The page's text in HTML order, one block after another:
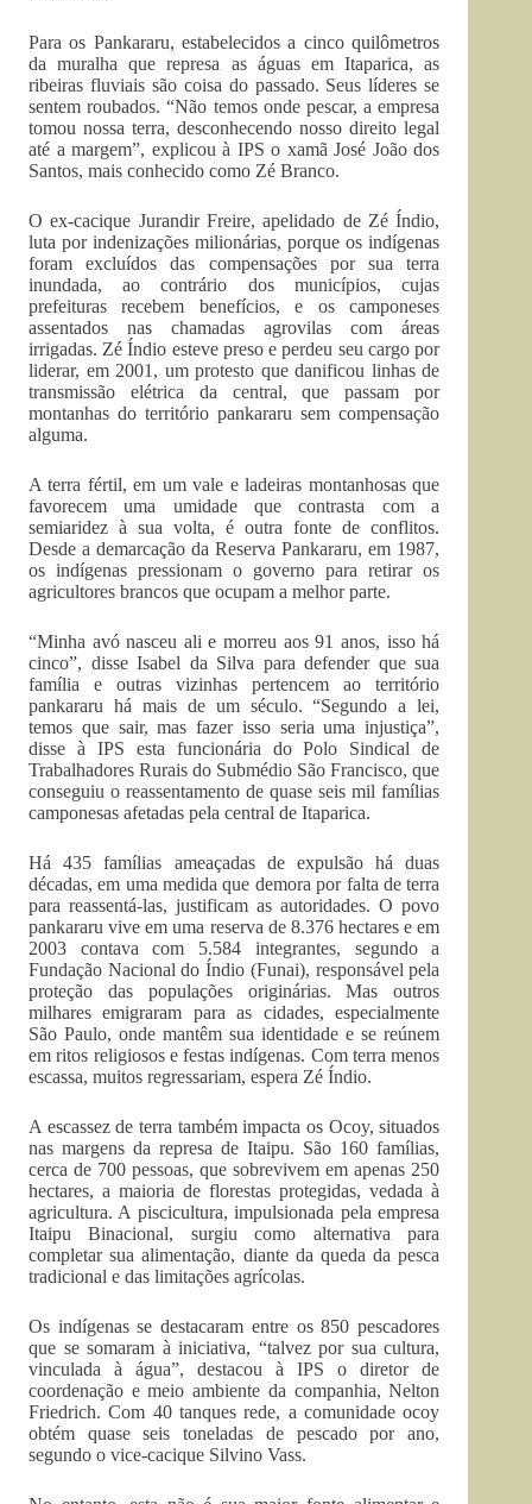
Para os Pankararu, estabelecidos a cinco quilômetros
da muralha que represa as águas em Itaparica, as
ribeiras fluviais são coisa do passado. Seus líderes se
sentem roubados. “Não temos onde pescar, a empresa
tomou nossa terra, desconhecendo nosso direito legal
até a margem”, explicou à IPS o xamã José João dos
Santos, mais conhecido como Zé Branco.
O ex-cacique Jurandir Freire, apelidado de Zé Índio,
luta por indenizações milionárias, porque os indígenas
foram excluídos das compensações por sua terra
inundada, ao contrário dos municípios, cujas
prefeituras recebem benefícios, e os camponeses
assentados nas chamadas agrovilas com áreas
irrigadas. Zé Índio esteve preso e perdeu seu cargo por
liderar, em 2001, um protesto que danificou linhas de
transmissão elétrica da central, que passam por
montanhas do território pankararu sem compensação
alguma.
A terra fértil, em um vale e ladeiras montanhosas que
favorecem uma umidade que contrasta com a
semiaridez à sua volta, é outra fonte de conflitos.
Desde a demarcação da Reserva Pankararu, em 1987,
os indígenas pressionam o governo para retirar os
agricultores brancos que ocupam a melhor parte.
“Minha avó nasceu ali e morreu aos 91 anos, isso há
cinco”, disse Isabel da Silva para defender que sua
família e outras vizinhas pertencem ao território
pankararu há mais de um século. “Segundo a lei,
temos que sair, mas fazer isso seria uma injustiça”,
disse à IPS esta funcionária do Polo Sindical de
Trabalhadores Rurais do Submédio São Francisco, que
conseguiu o reassentamento de quase seis mil famílias
camponesas afetadas pela central de Itaparica.
Há 435 famílias ameaçadas de expulsão há duas
décadas, em uma medida que demora por falta de terra
para reassentá-las, justificam as autoridades. O povo
pankararu vive em uma reserva de 8.376 hectares e em
2003 contava com 5.584 integrantes, segundo a
Fundação Nacional do Índio (Funai), responsável pela
proteção das populações originárias. Mas outros
milhares emigraram para as cidades, especialmente
São Paulo, onde mantêm sua identidade e se reúnem
em ritos religiosos e festas indígenas. Com terra menos
escassa, muitos regressariam, espera Zé Índio.
A escassez de terra também impacta os Ocoy, situados
nas margens da represa de Itaipu. São 160 famílias,
cerca de 700 pessoas, que sobrevivem em apenas 250
hectares, a maioria de florestas protegidas, vedada à
agricultura. A piscicultura, impulsionada pela empresa
Itaipu Binacional, surgiu como alternativa para
completar sua alimentação, diante da queda da pesca
tradicional e das limitações agrícolas.
Os indígenas se destacaram entre os 850 pescadores
que se somaram à iniciativa, “talvez por sua cultura,
vinculada à água”, destacou à IPS o diretor de
coordenação e meio ambiente da companhia, Nelton
Friedrich. Com 40 tanques rede, a comunidade ocoy
obtém quase seis toneladas de pescado por ano,
segundo o vice-cacique Silvino Vass.